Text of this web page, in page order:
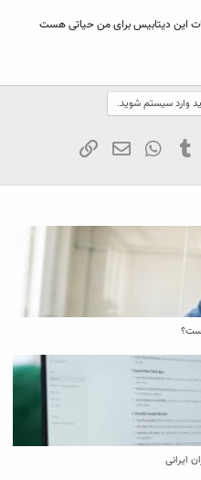
این دیتابیس برای من حیاتی هست
وارد سیستم شوید.
Pinterest
Tumblr
WhatsApp
ایمیل